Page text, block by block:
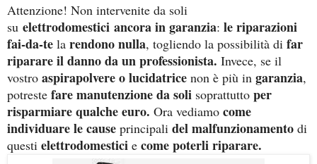
Attenzione! Non intervenite da soli
su elettrodomestici ancora in garanzia: le riparazioni
fai-da-te la rendono nulla, togliendo la possibilità di far
riparare il danno da un professionista. Invece, se il
vostro aspirapolvere o lucidatrice non è più in garanzia,
potreste fare manutenzione da soli soprattutto per
risparmiare qualche euro. Ora vediamo come
individuare le cause principali del malfunzionamento di
questi elettrodomestici e come poterli riparare.